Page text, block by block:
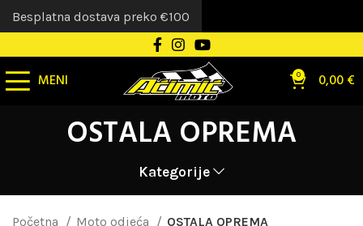
MENI 0 0,00€
OSTALA OPREMA
Kategorije
Početna Moto odjeća
OSTALA OPREMA
Besplatna dostava preko €100